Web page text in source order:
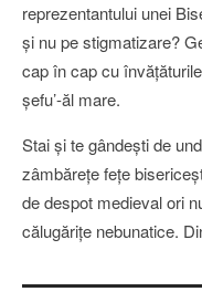
reprezentantului unei
şi nu pe stigmatizare?
cap în cap cu
şefu’-ăl mare.
Stai şi te gândeşti de
zâmbăreţe feţe
de despot medieval ori
călugăriţe nebunatice.